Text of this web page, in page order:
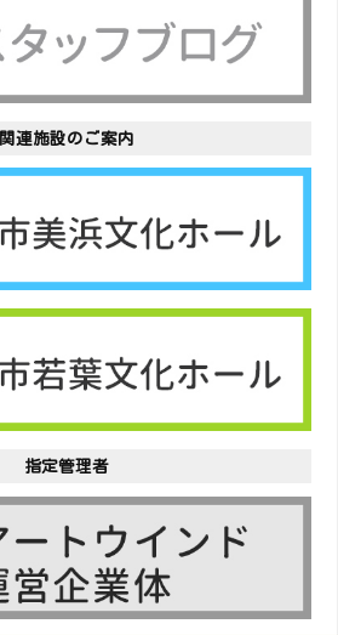
関連施設のご案内
指定管理者